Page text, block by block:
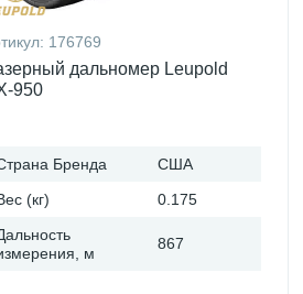
176769
дальномер Leupold
950
Бренда
США
(кг)
0.175
м
867